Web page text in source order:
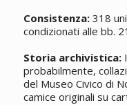
Consistenza:318
condizionati alle bb.
Storia archivistica:
probabilmente,
del Museo Civico di
camice originali su